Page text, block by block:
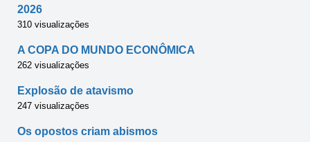
2026
310 visualizações
A COPA DO MUNDO ECONÔMICA
262 visualizações
Explosão de atavismo
247 visualizações
Os opostos criam abismos